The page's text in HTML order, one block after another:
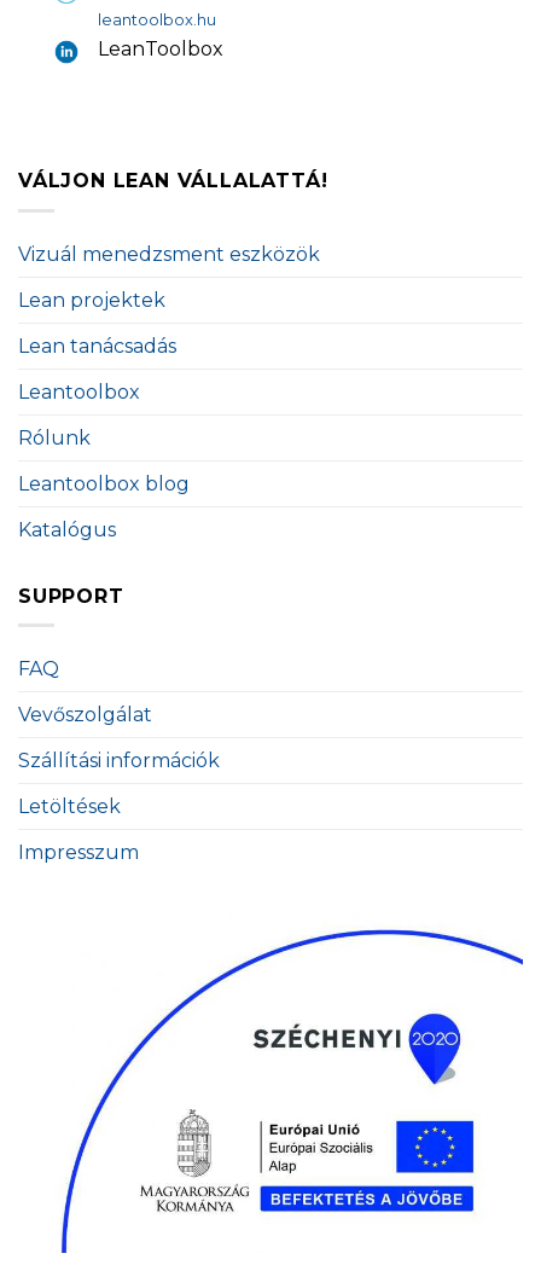
leantoolbox.hu
LeanToolbox
VÁLJON LEAN VÁLLALATTÁ!
Vizuál menedzsment eszközök
Lean projektek
Lean tanácsadás
Leantoolbox
Rólunk
Leantoolbox blog
Katalógus
SUPPORT
FAQ
Vevőszolgálat
Szállítási információk
Letöltések
Impresszum